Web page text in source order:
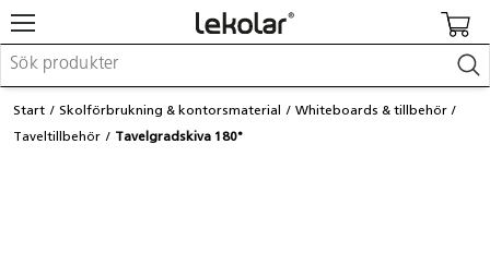
Möbler & inredning
Lekplatsutrustning & utemiljö
Start Skolförbrukning & kontorsmaterial
Whiteboards & tillbehör
Taveltillbehör
Tavelgradskiva 180°